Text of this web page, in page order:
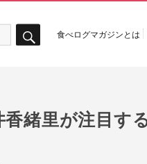
食べログマガジンとは
緒里が注目す